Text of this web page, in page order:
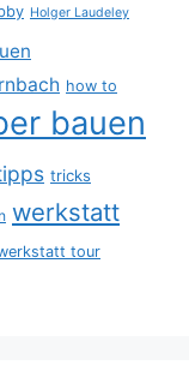
Holger Laudeley
how to
bauen
tricks
werkstatt
tour